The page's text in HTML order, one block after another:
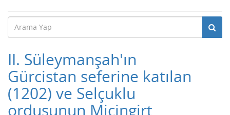
II. Süleymanşah'ın
Gürcistan seferine katılan
(1202) ve Selçuklu
ordusunun Micingirt